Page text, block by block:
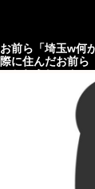
お前ら「埼玉w何
際に住んだお前ら